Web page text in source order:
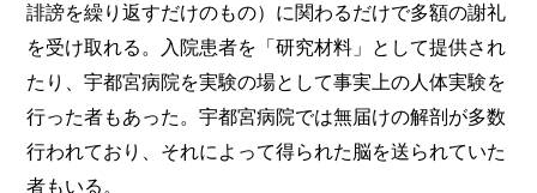
誹謗を繰り返すだけのもの）に関わるだけで多額の謝礼
を受け取れる。入院患者を「研究材料」として提供され
たり、宇都宮病院を実験の場として事実上の人体実験を
行った者もあった。宇都宮病院では無届けの解剖が多数
行われており、それによって得られた脳を送られていた
者もいる。